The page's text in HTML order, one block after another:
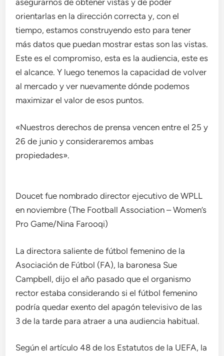
asegurarnos de obtener vistas y de poder
orientarlas en la dirección correcta y, con el
tiempo, estamos construyendo esto para tener
más datos que puedan mostrar estas son las vistas.
Este es el compromiso, esta es la audiencia, este es
el alcance. Y luego tenemos la capacidad de volver
al mercado y ver nuevamente dónde podemos
maximizar el valor de esos puntos.
«Nuestros derechos de prensa vencen entre el 25 y
26 de junio y consideraremos ambas
propiedades».
Doucet fue nombrado director ejecutivo de WPLL
en noviembre (The Football Association – Women’s
Pro Game/Nina Farooqi)
La directora saliente de fútbol femenino de la
Asociación de Fútbol (FA), la baronesa Sue
Campbell, dijo el año pasado que el organismo
rector estaba considerando si el fútbol femenino
podría quedar exento del apagón televisivo de las
3 de la tarde para atraer a una audiencia habitual.
Según el artículo 48 de los Estatutos de la UEFA, la